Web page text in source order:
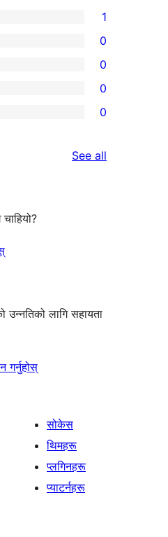
1
0
0
0
0
See all
उन्नतिको लागि सहायता
गर्नुहोस्
सोकेस
थिमहरू
प्लगिनहरू
प्याटर्नहरू